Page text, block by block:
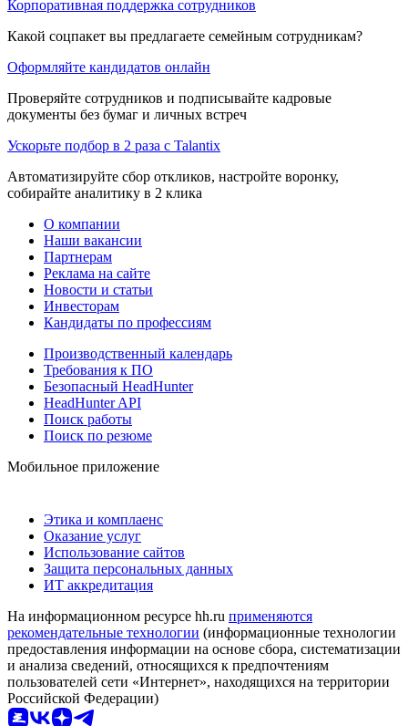
Корпоративная поддержка сотрудников
Какой соцпакет вы предлагаете семейным сотрудникам?
Оформляйте кандидатов онлайн
Проверяйте сотрудников и подписывайте кадровые
документы без бумаг и личных встреч
Ускорьте подбор в 2 раза с Talantix
Автоматизируйте сбор откликов, настройте воронку,
собирайте аналитику в 2 клика
О компании
Наши вакансии
Партнерам
Реклама на сайте
Новости и статьи
Инвесторам
Кандидаты по профессиям
Производственный календарь
Требования к ПО
Безопасный HeadHunter
HeadHunter API
Поиск работы
Поиск по резюме
Мобильное приложение
Этика и комплаенс
Оказание услуг
Использование сайтов
Защита персональных данных
ИТ аккредитация
На информационном ресурсе hh.ru применяются
рекомендательные технологии (информационные технологии
предоставления информации на основе сбора, систематизации
и анализа сведений, относящихся к предпочтениям
пользователей сети «Интернет», находящихся на территории
Российской Федерации)